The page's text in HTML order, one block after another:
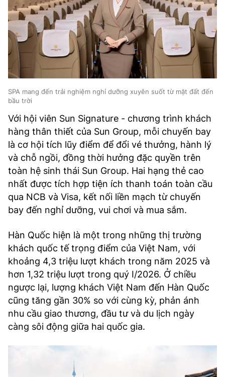
SPA mang đến trải nghiệm nghỉ dưỡng xuyên suốt từ mặt đất đến
bầu trời
Với hội viên Sun Signature - chương trình khách
hàng thân thiết của Sun Group, mỗi chuyến bay
là cơ hội tích lũy điểm để đổi vé thưởng, hành lý
và chỗ ngồi, đồng thời hưởng đặc quyền trên
toàn hệ sinh thái Sun Group. Hai hạng thẻ cao
nhất được tích hợp tiện ích thanh toán toàn cầu
qua NCB và Visa, kết nối liền mạch từ chuyến
bay đến nghỉ dưỡng, vui chơi và mua sắm.
Hàn Quốc hiện là một trong những thị trường
khách quốc tế trọng điểm của Việt Nam, với
khoảng 4,3 triệu lượt khách trong năm 2025 và
hơn 1,32 triệu lượt trong quý I/2026. Ở chiều
ngược lại, lượng khách Việt Nam đến Hàn Quốc
cũng tăng gần 30% so với cùng kỳ, phản ánh
nhu cầu giao thương, đầu tư và du lịch ngày
càng sôi động giữa hai quốc gia.